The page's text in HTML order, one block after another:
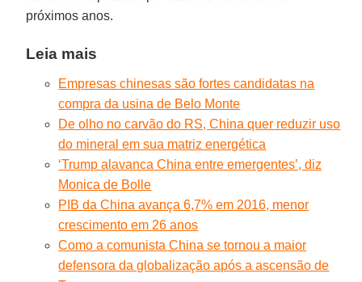
próximos anos.
Leia mais
Empresas chinesas são fortes candidatas na
compra da usina de Belo Monte
De olho no carvão do RS, China quer reduzir uso
do mineral em sua matriz energética
‘Trump alavanca China entre emergentes’, diz
Monica de Bolle
PIB da China avança 6,7% em 2016, menor
crescimento em 26 anos
Como a comunista China se tornou a maior
defensora da globalização após a ascensão de